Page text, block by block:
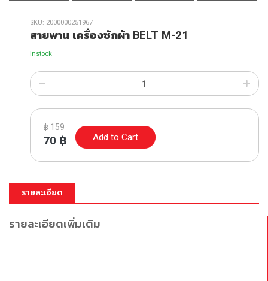
SKU: 2000000251967
สายพาน เครื่องซักผ้า BELT M-21
Instock
฿159
70 ฿ Add to Cart
รายละเอียด
รายละเอียดเพิ่มเติม